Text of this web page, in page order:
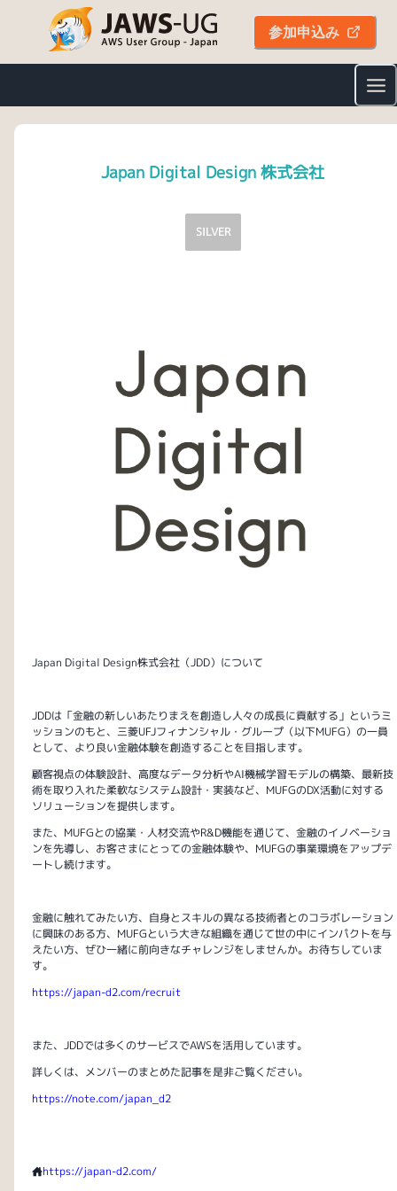
参加申込み
Japan Digital Design 株式会社
SILVER
Japan Digital Design株式会社（JDD）について
JDDは「金融の新しいあたりまえを創造し人々の成長に貢献する」というミ
ッションのもと、三菱UFJフィナンシャル・グループ（以下MUFG）の一員
として、より良い金融体験を創造することを目指します。
顧客視点の体験設計、高度なデータ分析やAI機械学習モデルの構築、最新技
術を取り入れた柔軟なシステム設計・実装など、MUFGのDX活動に対する
ソリューションを提供します。
また、MUFGとの協業・人材交流やR&D機能を通じて、金融のイノベーショ
ンを先導し、お客さまにとっての金融体験や、MUFGの事業環境をアップデ
ートし続けます。
金融に触れてみたい方、自身とスキルの異なる技術者とのコラボレーション
に興味のある方、MUFGという大きな組織を通じて世の中にインパクトを与
えたい方、ぜひ一緒に前向きなチャレンジをしませんか。お待ちしていま
す。
https://japan-d2.com/recruit
また、JDDでは多くのサービスでAWSを活用しています。
詳しくは、メンバーのまとめた記事を是非ご覧ください。
https://note.com/japan_d2
https://japan-d2.com/